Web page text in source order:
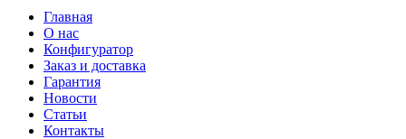
Главная
О нас
Конфигуратор
Заказ и доставка
Гарантия
Новости
Статьи
Контакты